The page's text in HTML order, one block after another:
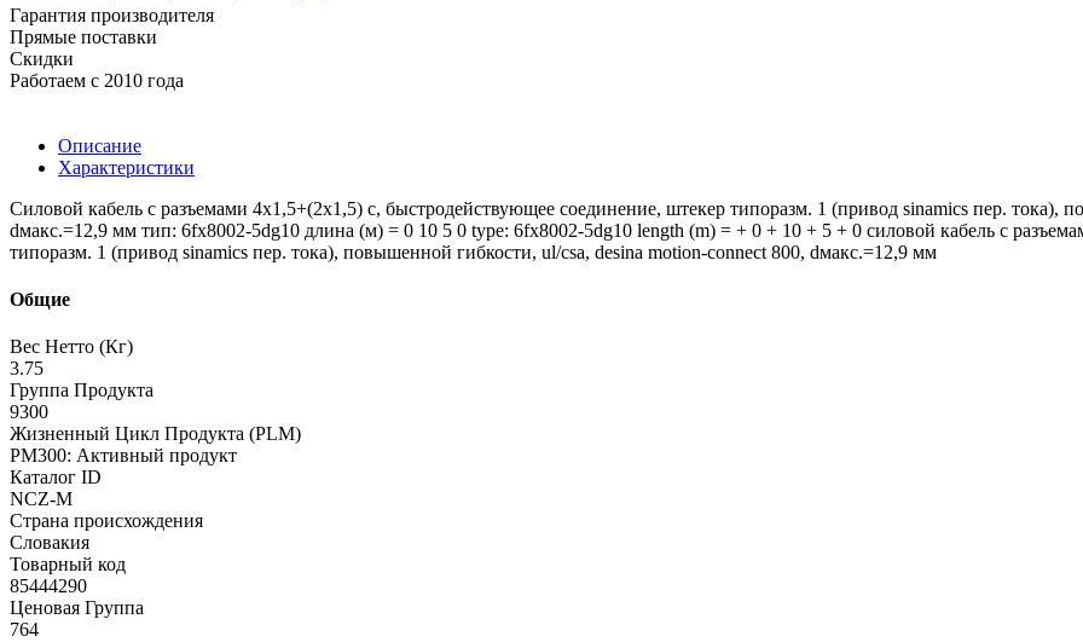
Гарантия производителя
Прямые поставки
Скидки
Работаем с 2010 года
Описание
Характеристики
Силовой кабель с разъемами 4x1,5+(2x1,5) c, быстродействующее соединение, штекер типоразм. 1 (привод sinamics пер. тока),
dмакс.=12,9 мм тип: 6fx8002-5dg10 длина (м) = 0 10 5 0 type: 6fx8002-5dg10 length (m) = + 0 + 10 + 5 + 0 силовой кабель с
типоразм. 1 (привод sinamics пер. тока), повышенной гибкости, ul/csa, desina motion-connect 800, dмакс.=12,9 мм
Общие
Вес Нетто (Кг)
3.75
Группа Продукта
9300
Жизненный Цикл Продукта (PLM)
PM300: Активный продукт
Каталог ID
NCZ-M
Страна происхождения
Словакия
Товарный код
85444290
Ценовая Группа
764